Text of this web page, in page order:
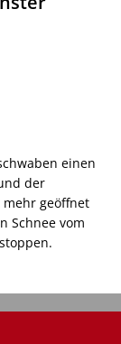
einen
der
mehr geöffnet
Schnee vom